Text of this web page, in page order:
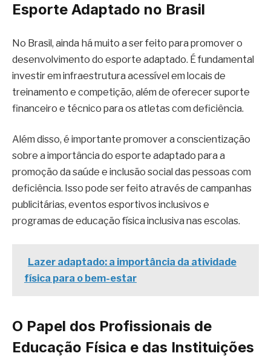
Esporte Adaptado no Brasil
No Brasil, ainda há muito a ser feito para promover o
desenvolvimento do esporte adaptado. É fundamental
investir em infraestrutura acessível em locais de
treinamento e competição, além de oferecer suporte
financeiro e técnico para os atletas com deficiência.
Além disso, é importante promover a conscientização
sobre a importância do esporte adaptado para a
promoção da saúde e inclusão social das pessoas com
deficiência. Isso pode ser feito através de campanhas
publicitárias, eventos esportivos inclusivos e
programas de educação física inclusiva nas escolas.
Lazer adaptado: a importância da atividade
física para o bem-estar
O Papel dos Profissionais de
Educação Física e das Instituições